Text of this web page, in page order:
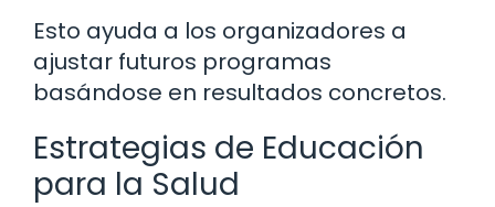
Esto ayuda a los organizadores a
ajustar futuros programas
basándose en resultados concretos.
Estrategias de Educación
para la Salud